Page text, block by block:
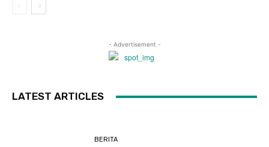
- Advertisement -
LATEST ARTICLES
BERITA